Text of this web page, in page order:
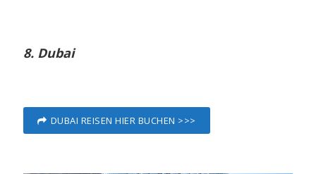
8. Dubai
DUBAI REISEN HIER BUCHEN >>>